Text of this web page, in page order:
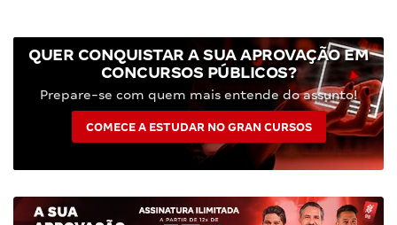
QUER CONQUISTAR A SUA APROVAÇÃO EM
CONCURSOS PÚBLICOS?
Prepare-se com quem mais entende do assunto!
COMECE A ESTUDAR NO GRAN CURSOS